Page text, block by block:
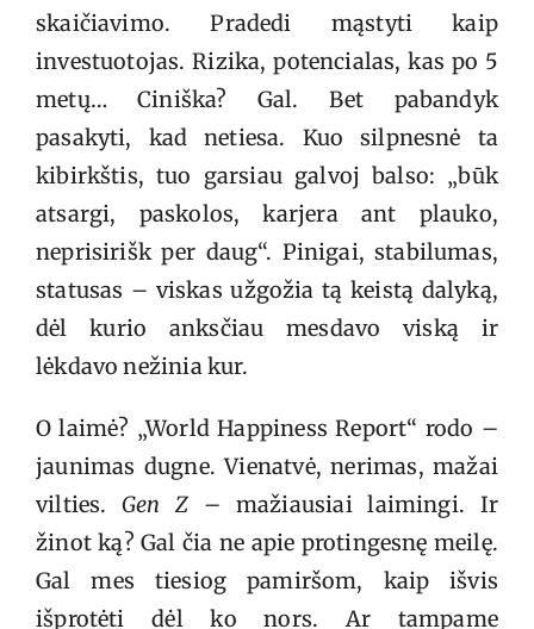
skaičiavimo. Pradedi mąstyti kaip
investuotojas. Rizika, potencialas, kas po 5
metų… Ciniška? Gal. Bet pabandyk
pasakyti, kad netiesa. Kuo silpnesnė ta
kibirkštis, tuo garsiau galvoj balso: „būk
atsargi, paskolos, karjera ant plauko,
neprisirišk per daug“. Pinigai, stabilumas,
statusas – viskas užgožia tą keistą dalyką,
dėl kurio anksčiau mesdavo viską ir
lėkdavo nežinia kur.
O laimė? „World Happiness Report“ rodo –
jaunimas dugne. Vienatvė, nerimas, mažai
vilties.Gen Z – mažiausiai laimingi. Ir
žinot ką? Gal čia ne apie protingesnę meilę.
Gal mes tiesiog pamiršom, kaip išvis
išprotėti dėl ko nors. Ar tampame